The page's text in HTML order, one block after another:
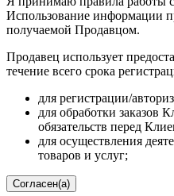
Использование информации
получаемой Продавцом.
Продавец использует
течение всего срока
для регистрации/
для обработки заказов
обязательств перед
для осуществления
товаров и услуг;